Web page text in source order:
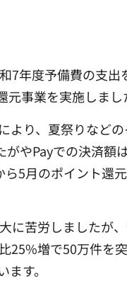
7年度予備費の支
事業を実施しまし
り、夏祭りなど
やPayでの決済
5月のポイント還
に苦労しましたが
増で50万件を
す。